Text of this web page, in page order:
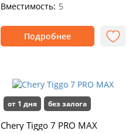
Вместимость: 5
Подробнее
от 1 дня без залога
Chery Tiggo 7 PRO MAX